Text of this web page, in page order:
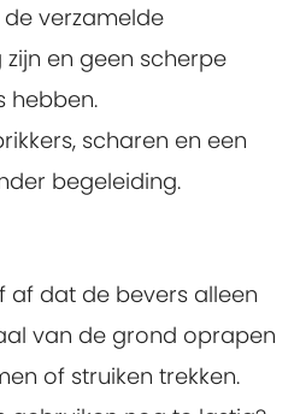
verzamelde
en geen scherpe
hebben.
scharen en een
begeleiding.
af dat de bevers alleen
van de grond oprapen
of struiken trekken.